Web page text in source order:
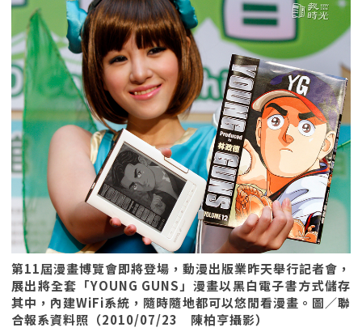
第11屆漫畫博覽會即將登場，動漫出版業昨天舉行記者會，
展出將全套「YOUNG GUNS」漫畫以黑白電子書方式儲存
其中，內建WiFi系統，隨時隨地都可以悠閒看漫畫。圖／聯
合報系資料照（2010/07/23 陳柏亨攝影）